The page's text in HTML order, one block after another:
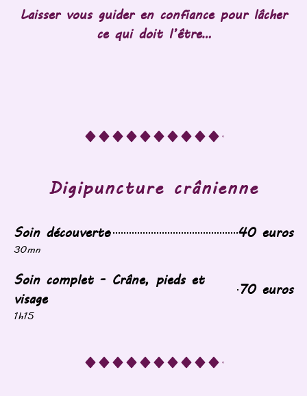
Laisser vous guider en confiance pour lâcher
ce qui doit l’être…
Digipuncture crânienne
Soin découverte 40 euros
30mn
Soin complet - Crâne, pieds et
visage
70 euros
1h15